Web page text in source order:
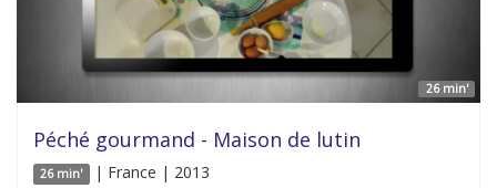
26 min'
Péché gourmand - Maison de lutin
26 min' | France | 2013